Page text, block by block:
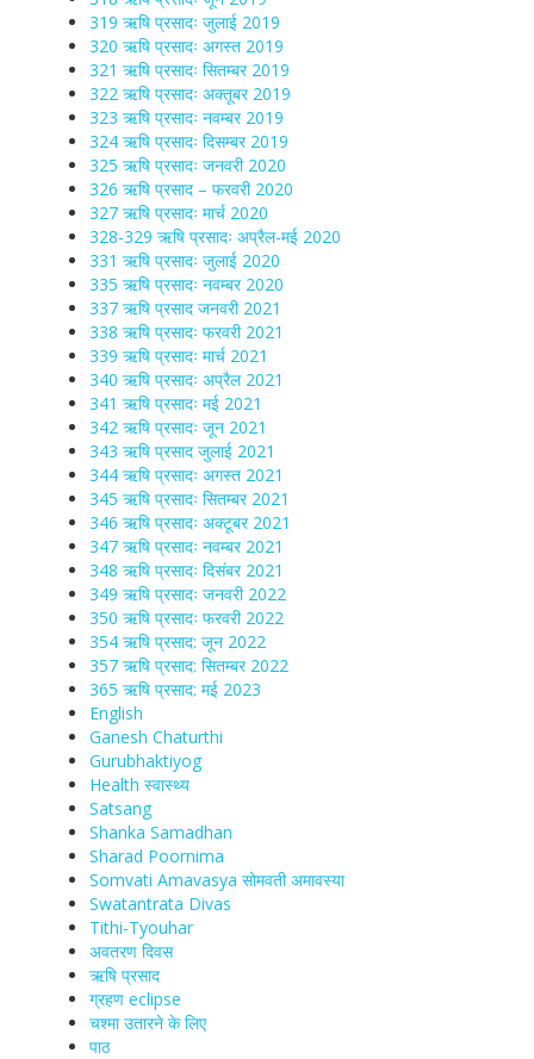
319 ऋषि प्रसादः जुलाई 2019
320 ऋषि प्रसादः अगस्त 2019
321 ऋषि प्रसादः सितम्बर 2019
322 ऋषि प्रसादः अक्तूबर 2019
323 ऋषि प्रसादः नवम्बर 2019
324 ऋषि प्रसादः दिसम्बर 2019
325 ऋषि प्रसादः जनवरी 2020
326 ऋषि प्रसाद – फरवरी 2020
327 ऋषि प्रसादः मार्च 2020
328-329 ऋषि प्रसादः अप्रैल-मई 2020
331 ऋषि प्रसादः जुलाई 2020
335 ऋषि प्रसादः नवम्बर 2020
337 ऋषि प्रसाद जनवरी 2021
338 ऋषि प्रसादः फरवरी 2021
339 ऋषि प्रसादः मार्च 2021
340 ऋषि प्रसादः अप्रैल 2021
341 ऋषि प्रसादः मई 2021
342 ऋषि प्रसादः जून 2021
343 ऋषि प्रसाद जुलाई 2021
344 ऋषि प्रसादः अगस्त 2021
345 ऋषि प्रसादः सितम्बर 2021
346 ऋषि प्रसादः अक्टूबर 2021
347 ऋषि प्रसादः नवम्बर 2021
348 ऋषि प्रसादः दिसंबर 2021
349 ऋषि प्रसादः जनवरी 2022
350 ऋषि प्रसादः फरवरी 2022
354 ऋषि प्रसाद: जून 2022
357 ऋषि प्रसाद: सितम्बर 2022
365 ऋषि प्रसाद: मई 2023
English
Ganesh Chaturthi
Gurubhaktiyog
Health स्वास्‍थ्‍य
Satsang
Shanka Samadhan
Sharad Poornima
Somvati Amavasya सोमवती अमावस्या
Swatantrata Divas
Tithi-Tyouhar
अवतरण दिवस
ऋषि प्रसाद
ग्रहण eclipse
चश्मा‍ उतारने के लिए
पाठ